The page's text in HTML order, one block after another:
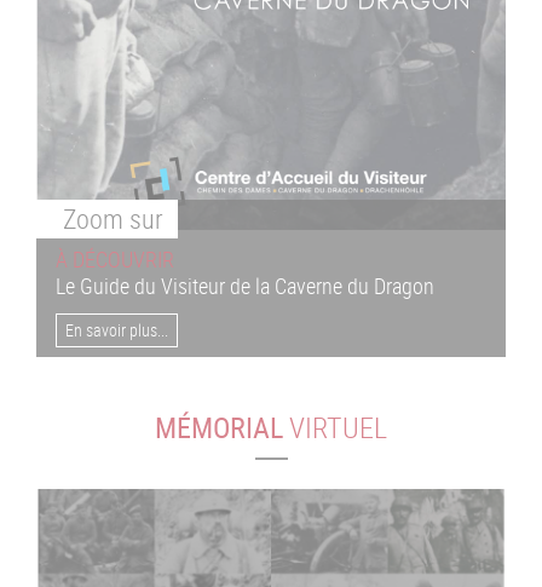
Zoom sur
À DÉCOUVRIR
Le Guide du Visiteur de la Caverne du Dragon
En savoir plus...
MÉMORIALVIRTUEL